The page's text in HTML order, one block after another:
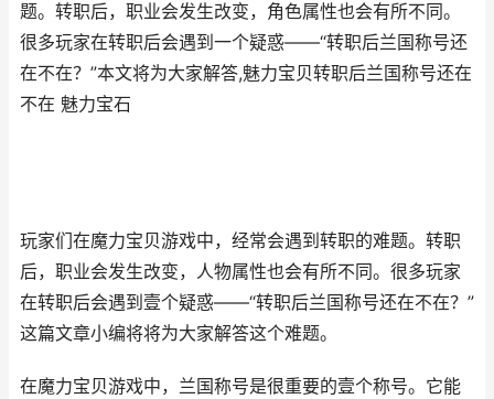
题。转职后，职业会发生改变，角色属性也会有所不同。
很多玩家在转职后会遇到一个疑惑——“转职后兰国称号还
在不在？”本文将为大家解答,魅力宝贝转职后兰国称号还在
不在 魅力宝石
玩家们在魔力宝贝游戏中，经常会遇到转职的难题。转职
后，职业会发生改变，人物属性也会有所不同。很多玩家
在转职后会遇到壹个疑惑——“转职后兰国称号还在不在？”
这篇文章小编将将为大家解答这个难题。
在魔力宝贝游戏中，兰国称号是很重要的壹个称号。它能